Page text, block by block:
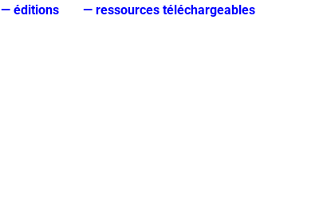
— éditions — ressources téléchargeables